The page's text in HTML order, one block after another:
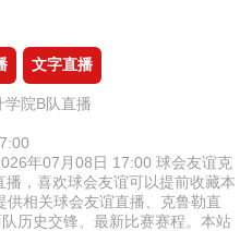
文字直播
学院B队直播
年07月08日 17:00 球会友谊克
，喜欢球会友谊可以提前收藏本
相关球会友谊直播、克鲁勒直
历史交锋、最新比赛赛程。本站